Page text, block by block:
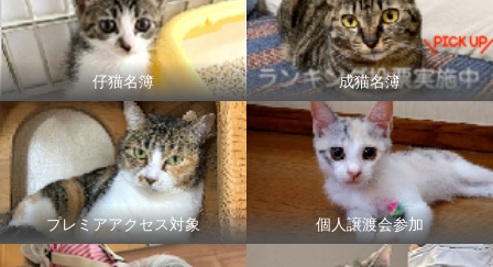
仔猫名簿 成猫名簿
プレミアアクセス対象 個人譲渡会参加